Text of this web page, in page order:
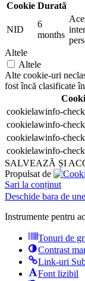
Cookie Durată
NID
6
months
Altele
Altele
Alte cookie-uri
fost încă clasificate
cookielawinfo-
cookielawinfo-
cookielawinfo-
cookielawinfo-
SALVEAZĂ ȘI
Propulsat de
Sari la conținut
Deschide bara de
Instrumente pentru
Tonuri de
Contrast
Link-uri
Font lizibil